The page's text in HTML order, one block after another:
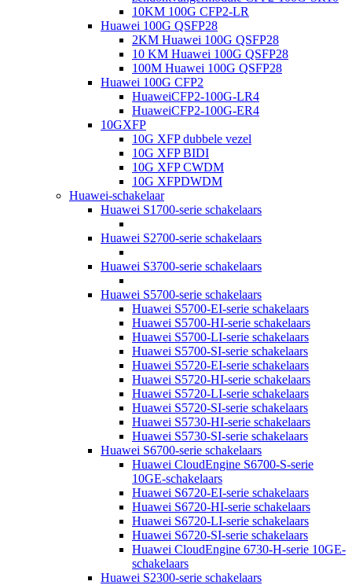
10KM 100G CFP2-LR
Huawei 100G QSFP28
2KM Huawei 100G QSFP28
10 KM Huawei 100G QSFP28
100M Huawei 100G QSFP28
Huawei 100G CFP2
HuaweiCFP2-100G-LR4
HuaweiCFP2-100G-ER4
10GXFP
10G XFP dubbele vezel
10G XFP BIDI
10G XFP CWDM
10G XFPDWDM
Huawei-schakelaar
Huawei S1700-serie schakelaars
Huawei S2700-serie schakelaars
Huawei S3700-serie schakelaars
Huawei S5700-serie schakelaars
Huawei S5700-EI-serie schakelaars
Huawei S5700-HI-serie schakelaars
Huawei S5700-LI-serie schakelaars
Huawei S5700-SI-serie schakelaars
Huawei S5720-EI-serie schakelaars
Huawei S5720-HI-serie schakelaars
Huawei S5720-LI-serie schakelaars
Huawei S5720-SI-serie schakelaars
Huawei S5730-HI-serie schakelaars
Huawei S5730-SI-serie schakelaars
Huawei S6700-serie schakelaars
Huawei CloudEngine S6700-S-serie
10GE-schakelaars
Huawei S6720-EI-serie schakelaars
Huawei S6720-HI-serie schakelaars
Huawei S6720-LI-serie schakelaars
Huawei S6720-SI-serie schakelaars
Huawei CloudEngine 6730-H-serie 10GE-
schakelaars
Huawei S2300-serie schakelaars